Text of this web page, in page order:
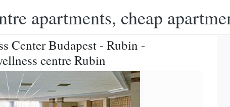
apartments, cheap
Center Budapest - Rubin -
centre Rubin